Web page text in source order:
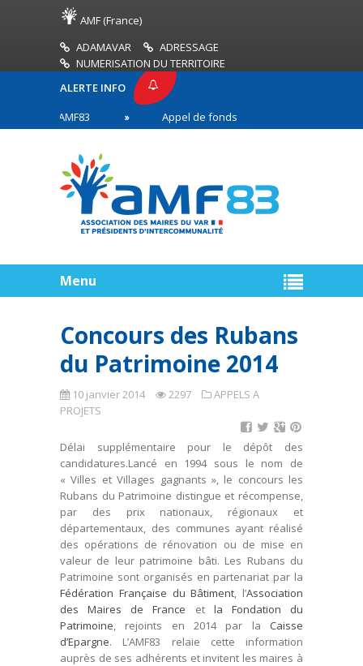
AMF (France)
ADAMAVAR
ADRESSAGE
NUMERISATION DU TERRITOIRE
ALERTE INFO
AMF83
Appel de fonds incendies de forêt
en première ligne
Menu
Concours des Rubans
du Patrimoine 2014
10 janvier 2014 2297
APPELS A
PROJETS
Délai supplémentaire pour le dépôt des
candidatures.Lancé en 1994 sous le nom de
« Villes et Villages gagnants », le concours les
Rubans du Patrimoine distingue et récompense,
par des prix nationaux, régionaux et
départementaux, des communes ayant réalisé
des opérations de rénovation ou de mise en
valeur de leur patrimoine bâti. Les Rubans du
Patrimoine sont organisés en partenariat par la
Fédération Française du Bâtiment, l’Association
des Maires de France et la Fondation du
Patrimoine, rejoints en 2014 par la Caisse
d’Epargne. L’AMF83 relaie cette information
auprès de ses adhérents et invitent les maires à